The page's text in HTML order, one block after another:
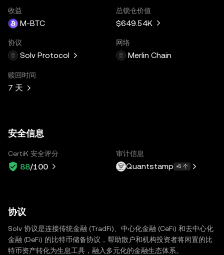
收益
M-BTC
总锁仓价值
$649.54K
协议
Solv Protocol
网络
Merlin Chain
赎回时间
7 天
安全信息
CertiK 安全评分
88/100
审计信息
Quantstamp +5 个
协议
Solv 协议是连接传统金融 (TradFi)、中心化金融 (CeFi) 和去中心化
金融 (DeFi) 的比特币储备协议，帮助散户和机构投资者将闲置的比
特币资产转化为生息工具，融入多元化的金融生态体系。